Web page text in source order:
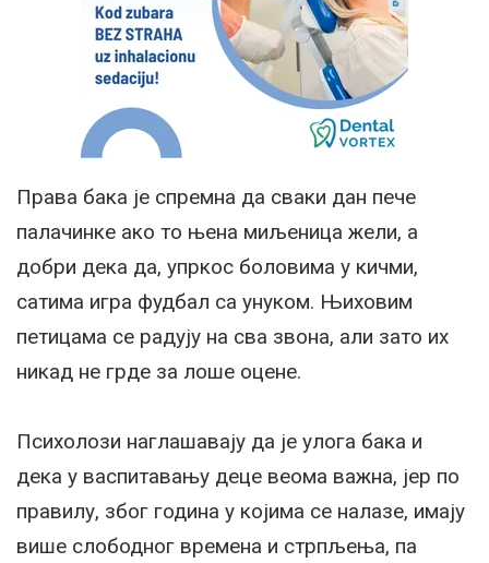
Права бака је спремна да сваки дан пече
палачинке ако то њена миљеница жели, а
добри дека да, упркос боловима у кичми,
сатима игра фудбал са унуком. Њиховим
петицама се радују на сва звона, али зато их
никад не грде за лоше оцене.
Психолози наглашавају да је улога бака и
дека у васпитавању деце веома важна, јер по
правилу, због година у којима се налазе, имају
више слободног времена и стрпљења, па